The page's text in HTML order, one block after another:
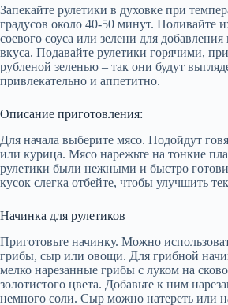
Запекайте рулетики в духовке при
градусов около 40-50 минут. Поливайте
соевого соуса или зелени для
вкуса. Подавайте рулетики горячими,
рубленой зеленью – так они будут
привлекательно и аппетитно.
Описание приготовления:
Для начала выберите мясо. Подойдут
или курица. Мясо нарежьте на тонкие
рулетики были нежными и быстро
кусок слегка отбейте, чтобы улучшить
Начинка для рулетиков
Приготовьте начинку. Можно
грибы, сыр или овощи. Для грибной
мелко нарезанные грибы с луком на
золотистого цвета. Добавьте к ним
немного соли. Сыр можно натереть или